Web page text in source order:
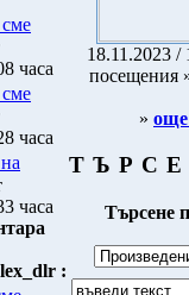
часа
часа
часа
:
18.11.2023 /
посещения
» още
Т Ъ Р С Е
Търсене